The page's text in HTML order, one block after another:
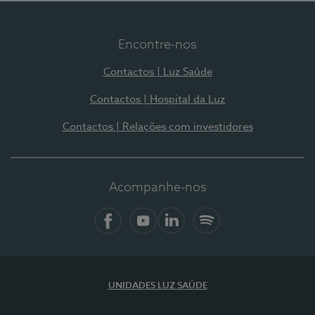
Encontre-nos
Contactos | Luz Saúde
Contactos | Hospital da Luz
Contactos | Relações com investidores
Acompanhe-nos
UNIDADES LUZ SAÚDE